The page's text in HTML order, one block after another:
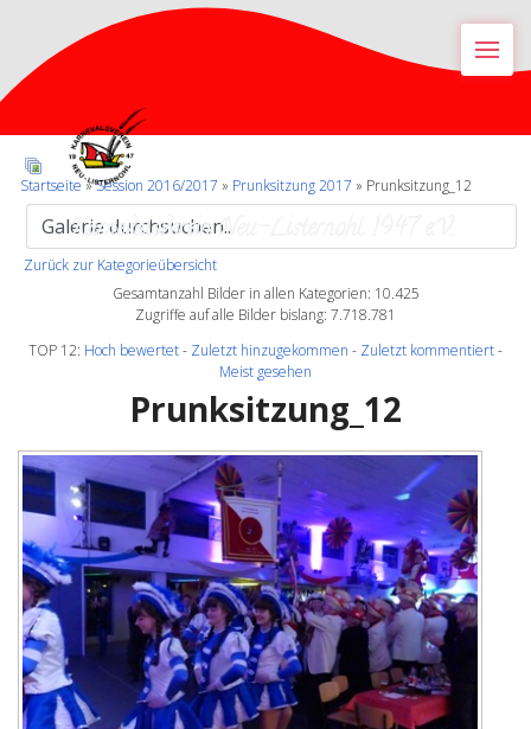
Karnevalsverein Neu-Listernohl 1947 e.V.
Startseite»Session 2016/2017 » Prunksitzung 2017 » Prunksitzung_12
Zurück zur Kategorieübersicht
Gesamtanzahl Bilder in allen Kategorien: 10.425
Zugriffe auf alle Bilder bislang: 7.718.781
TOP 12: Hoch bewertet- Zuletzt hinzugekommen - Zuletzt kommentiert-
Meist gesehen
Prunksitzung_12